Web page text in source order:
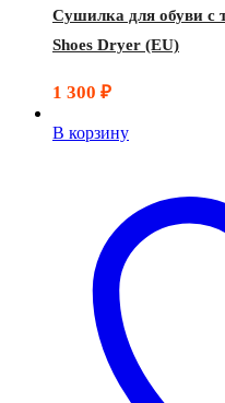
Сушилка для обуви с
Shoes Dryer (EU)
1 300 ₽
В корзину